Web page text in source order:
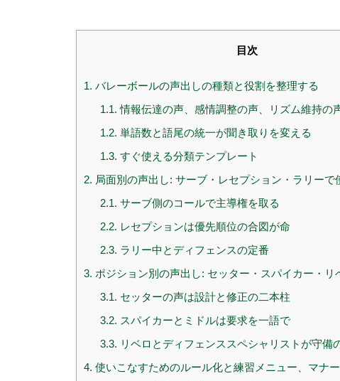
目次
1. バレーボールの声出しの種類と役割を整理する
1.1. 情報伝達の声、感情調整の声、リズム維持の
1.2. 単語数と語尾の統一が聞き取りを変える
1.3. すぐ使える分類テンプレート
2. 局面別の声出し: サーブ・レセプション・ラリーで
2.1. サーブ側のコールで主導権を取る
2.2. レセプションは優先順位の合図が命
2.3. ラリー中とディフェンスの定番
3. ポジション別の声出し: セッター・スパイカー・リ
3.1. セッターの声は設計と修正の二本柱
3.2. スパイカーとミドルは要求を一語で
3.3. リベロとディフェンススペシャリストが守備
4. 使いこなすためのルール化と練習メニュー、マナ